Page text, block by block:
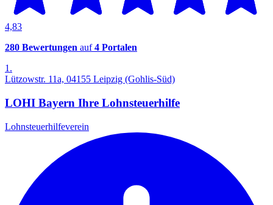
4,83
280 Bewertungen auf4 Portalen
1.
Lützowstr. 11a, 04155 Leipzig (Gohlis-Süd)
LOHI Bayern Ihre Lohnsteuerhilfe
Lohnsteuerhilfeverein